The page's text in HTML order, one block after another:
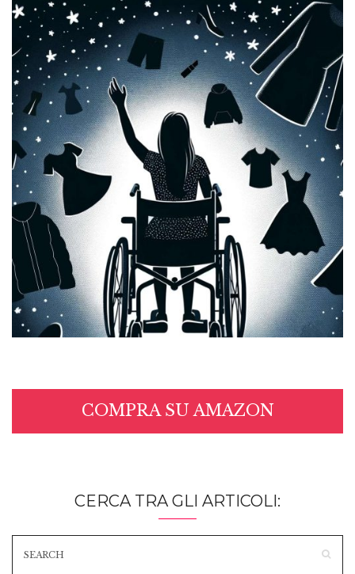
COMPRA SU AMAZON
CERCA TRA GLI ARTICOLI: